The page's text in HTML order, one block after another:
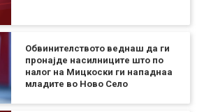
Обвинителството веднаш да ги
пронајде насилниците што по
налог на Мицкоски ги нападнаа
младите во Ново Село